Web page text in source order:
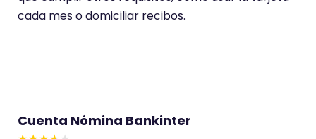
2
5
cada mes o domiciliar recibos.
Cuenta Nómina Bankinter